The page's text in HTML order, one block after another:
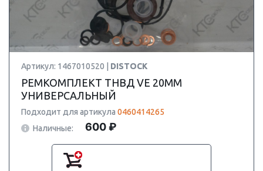
Артикул: 1467010520 | DISTOCK
РЕМКОМПЛЕКТ ТНВД VE 20MM
УНИВЕРСАЛЬНЫЙ
Подходит для артикула 0460414265
Наличные:
600 ₽